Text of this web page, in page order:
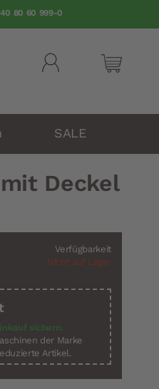
80 60 999-0
Mein
SALE
Deckel
Verfügbarkeit
Nicht auf Lager
sichern.
der Marke
Artikel.